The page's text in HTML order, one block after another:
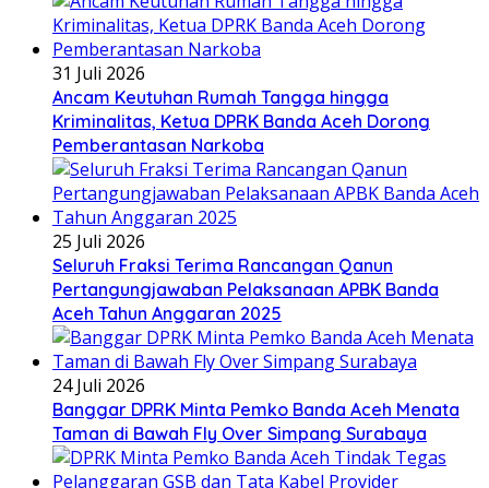
31 Juli 2026
Ancam Keutuhan Rumah Tangga hingga
Kriminalitas, Ketua DPRK Banda Aceh Dorong
Pemberantasan Narkoba
25 Juli 2026
Seluruh Fraksi Terima Rancangan Qanun
Pertangungjawaban Pelaksanaan APBK Banda
Aceh Tahun Anggaran 2025
24 Juli 2026
Banggar DPRK Minta Pemko Banda Aceh Menata
Taman di Bawah Fly Over Simpang Surabaya